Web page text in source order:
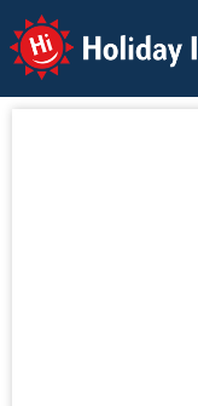
Holiday Info